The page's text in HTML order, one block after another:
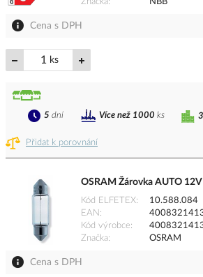
Značka NBB
Cena s DPH
ks
Přidat k porovnání
5 dní Více než 1000 ks
OSRAM Žárovka AUTO
Kód ELFETEX
10.588.084
EAN
Kód výrobce
Značka
OSRAM
Cena s DPH